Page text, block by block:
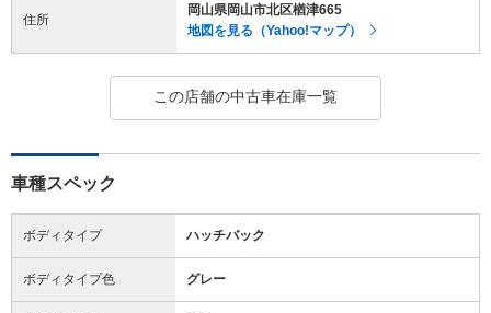
住所
岡山県岡山市北区楢津665
地図を見る（Yahoo!マップ）
この店舗の中古車在庫一覧
車種スペック
ボディタイプ ハッチバック
ボディタイプ色 グレー